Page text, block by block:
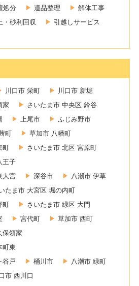
処分 遺品整理
解体工事
・砂利回収
引越しサービス
川口市 栄町
川口市 新堀
家
さいたま市 中央区 鈴谷
上尾市
ふじみ野市
町
草加市 八幡町
町
さいたま市 北区 宮原町
王子
大宮
深谷市
八潮市 伊草
たま市 大宮区 堀の内町
町
さいたま市 緑区 大門
宮代町
草加市 西町
保領家
町東
谷戸
桶川市
八潮市 緑町
市 西川口